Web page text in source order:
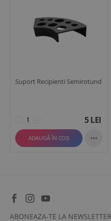
Suport Recipienti Semirotund
5LEI
ADAUGĂ ÎN COȘ 
ABONEAZA-TE LA